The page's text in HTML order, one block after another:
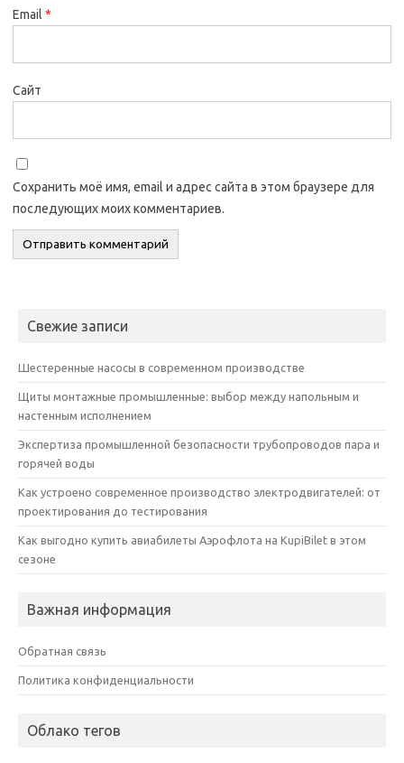
Email *
Сайт
Сохранить моё имя, email и адрес сайта в этом браузере для
последующих моих комментариев.
Свежие записи
Шестеренные насосы в современном производстве
Щиты монтажные промышленные: выбор между напольным и
настенным исполнением
Экспертиза промышленной безопасности трубопроводов пара и
горячей воды
Как устроено современное производство электродвигателей: от
проектирования до тестирования
Как выгодно купить авиабилеты Аэрофлота на KupiBilet в этом
сезоне
Важная информация
Обратная связь
Политика конфиденциальности
Облако тегов